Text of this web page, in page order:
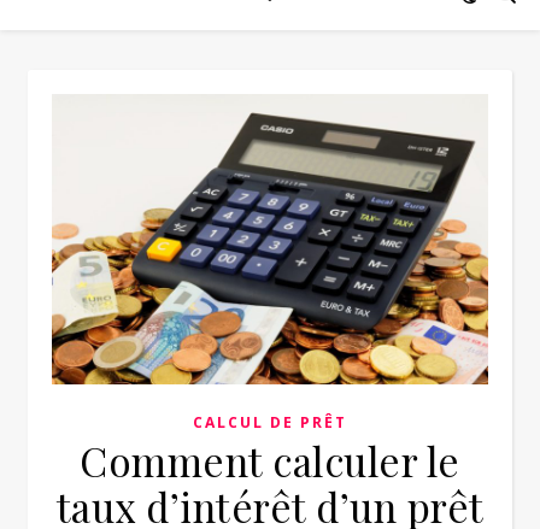
CALCUL DE PRÊT
Comment calculer le
taux d’intérêt d’un prêt